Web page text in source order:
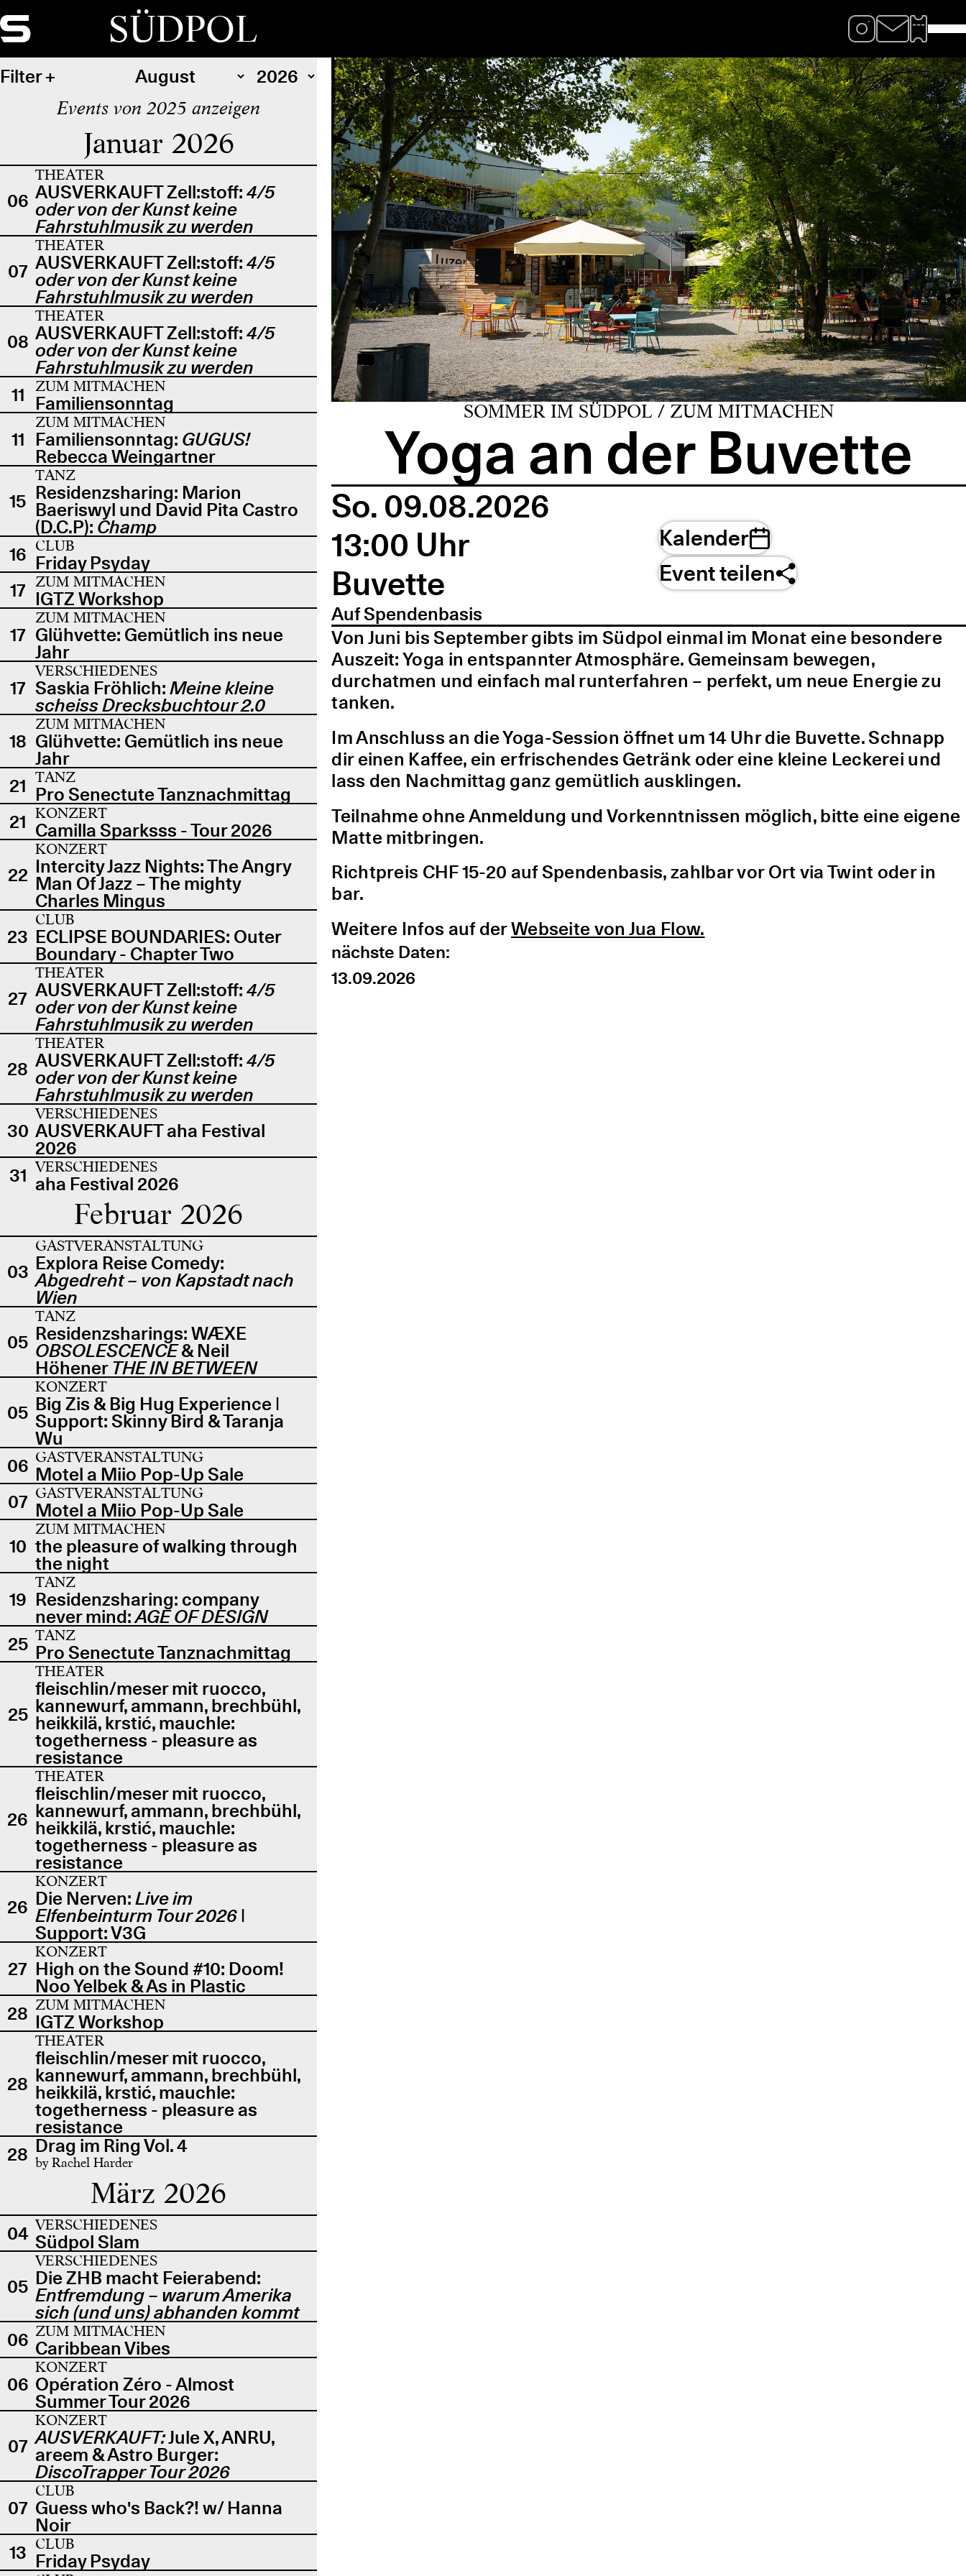
SÜDPOL
Filter
Events von 2025 anzeigen
Januar 2026
06
THEATER
AUSVERKAUFT Zell:stoff: 4/5
oder von der Kunst keine
Fahrstuhlmusik zu werden
07
THEATER
AUSVERKAUFT Zell:stoff: 4/5
oder von der Kunst keine
Fahrstuhlmusik zu werden
08
THEATER
AUSVERKAUFT Zell:stoff: 4/5
oder von der Kunst keine
Fahrstuhlmusik zu werden
11
ZUM MITMACHEN
Familiensonntag
11
ZUM MITMACHEN
Familiensonntag: GUGUS!
Rebecca Weingartner
15
TANZ
Residenzsharing: Marion
Baeriswyl und David Pita Castro
(D.C.P): Champ
16 CLUB
Friday Psyday
17 ZUM MITMACHEN
IGTZ Workshop
17
ZUM MITMACHEN
Glühvette: Gemütlich ins neue
Jahr
17
VERSCHIEDENES
Saskia Fröhlich: Meine kleine
scheiss Drecksbuchtour 2.0
18
ZUM MITMACHEN
Glühvette: Gemütlich ins neue
Jahr
21 TANZ
Pro Senectute Tanznachmittag
21 KONZERT
Camilla Sparksss - Tour 2026
22
KONZERT
Intercity Jazz Nights: The Angry
Man Of Jazz – The mighty
Charles Mingus
23
CLUB
ECLIPSE BOUNDARIES: Outer
Boundary - Chapter Two
27
THEATER
AUSVERKAUFT Zell:stoff: 4/5
oder von der Kunst keine
Fahrstuhlmusik zu werden
28
THEATER
AUSVERKAUFT Zell:stoff: 4/5
oder von der Kunst keine
Fahrstuhlmusik zu werden
30
VERSCHIEDENES
AUSVERKAUFT aha Festival
2026
31 VERSCHIEDENES
aha Festival 2026
Februar 2026
03
GASTVERANSTALTUNG
Explora Reise Comedy:
Abgedreht – von Kapstadt nach
Wien
05
TANZ
Residenzsharings: WÆXE
OBSOLESCENCE& Neil
Höhener THE IN BETWEEN
05
KONZERT
Big Zis & Big Hug Experience |
Support: Skinny Bird & Taranja
Wu
06 GASTVERANSTALTUNG
Motel a Miio Pop-Up Sale
07 GASTVERANSTALTUNG
Motel a Miio Pop-Up Sale
10
ZUM MITMACHEN
the pleasure of walking through
the night
19
TANZ
Residenzsharing: company
never mind:AGE OF DESIGN
25 TANZ
Pro Senectute Tanznachmittag
25
THEATER
fleischlin/meser mit ruocco,
kannewurf, ammann, brechbühl,
heikkilä, krstić, mauchle:
togetherness - pleasure as
resistance
26
THEATER
fleischlin/meser mit ruocco,
kannewurf, ammann, brechbühl,
heikkilä, krstić, mauchle:
togetherness - pleasure as
resistance
26
KONZERT
Die Nerven:Live im
Elfenbeinturm Tour 2026 |
Support: V3G
27
KONZERT
High on the Sound #10: Doom!
Noo Yelbek & As in Plastic
28 ZUM MITMACHEN
IGTZ Workshop
28
THEATER
fleischlin/meser mit ruocco,
kannewurf, ammann, brechbühl,
heikkilä, krstić, mauchle:
togetherness - pleasure as
resistance
28 Drag im Ring Vol. 4
by Rachel Harder
März 2026
04 VERSCHIEDENES
Südpol Slam
05
VERSCHIEDENES
Die ZHB macht Feierabend:
Entfremdung – warum Amerika
sich (und uns) abhanden kommt
06 ZUM MITMACHEN
Caribbean Vibes
06
KONZERT
Opération Zéro - Almost
Summer Tour 2026
07
KONZERT
AUSVERKAUFT:Jule X, ANRU,
areem & Astro Burger:
DiscoTrapper Tour 2026
07
CLUB
Guess who's Back?! w/ Hanna
Noir
13 CLUB
Friday Psyday
SOMMER IM SÜDPOL / ZUM MITMACHEN
Yoga an der Buvette
So. 09.08.2026
13:00 Uhr
Buvette
Auf Spendenbasis
Kalender
Event teilen
Von Juni bis September gibts im Südpol einmal im Monat eine besondere
Auszeit: Yoga in entspannter Atmosphäre. Gemeinsam bewegen,
durchatmen und einfach mal runterfahren – perfekt, um neue Energie zu
tanken.
Im Anschluss an die Yoga-Session öffnet um 14 Uhr die Buvette. Schnapp
dir einen Kaffee, ein erfrischendes Getränk oder eine kleine Leckerei und
lass den Nachmittag ganz gemütlich ausklingen.
Teilnahme ohne Anmeldung und Vorkenntnissen möglich, bitte eine eigene
Matte mitbringen.
Richtpreis CHF 15-20 auf Spendenbasis, zahlbar vor Ort via Twint oder in
bar.
Weitere Infos auf derWebseite von Jua Flow.
nächste Daten:
13.09.2026